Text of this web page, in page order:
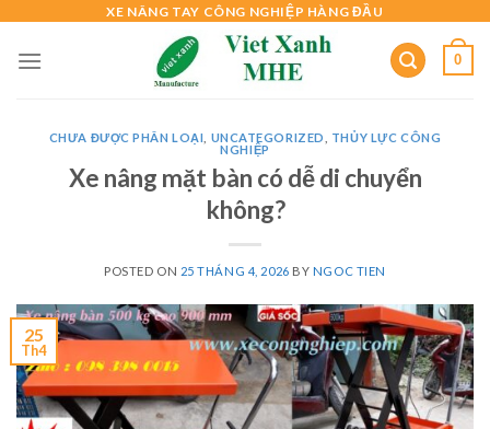
content
XE NÂNG TAY CÔNG NGHIỆP HÀNG ĐẦU
0
CHƯA ĐƯỢC PHÂN LOẠI UNCATEGORIZED
THỦY LỰC CÔNG
NGHIỆP
Xe nâng mặt bàn có dễ di chuyển
không?
POSTED ON 25 THÁNG 4, 2026 BY NGOC TIEN
25
Th4